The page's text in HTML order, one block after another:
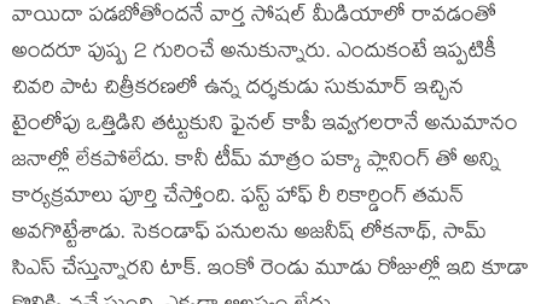
వాయిదా పడబోతోందనే వార్త సోషల్ మీడియాలో రావడంతో
అందరూ పుష్ప 2 గురించే అనుకున్నారు. ఎందుకంటే ఇప్పటికీ
చివరి పాట చిత్రీకరణలో ఉన్న దర్శకుడు సుకుమార్ ఇచ్చిన
టైంలోపు ఒత్తిడిని తట్టుకుని ఫైనల్ కాపీ ఇవ్వగలరానే అనుమానం
జనాల్లో లేకపోలేదు. కానీ టీమ్ మాత్రం పక్కా ప్లానింగ్ తో అన్ని
కార్యక్రమాలు పూర్తి చేస్తోంది. ఫస్ట్ హాఫ్ రీ రికార్డింగ్ తమన్
అవగొట్టేశాడు. సెకండాఫ్ పనులను అజనీష్ లోకనాథ్, సామ్
సిఎస్ చేస్తున్నారని టాక్. ఇంకో రెండు మూడు రోజుల్లో ఇది కూడా